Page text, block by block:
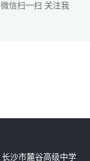
微信扫一扫 关注我
长沙市麓谷高级中学